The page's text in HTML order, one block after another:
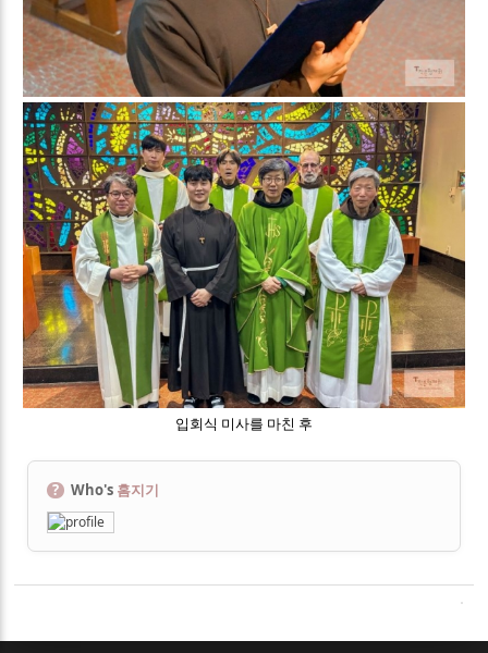
입회식 미사를 마친 후
? Who's 홈지기